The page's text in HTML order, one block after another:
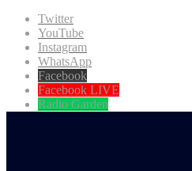
Twitter
YouTube
Instagram
WhatsApp
Facebook
Facebook LIVE
Radio Garden